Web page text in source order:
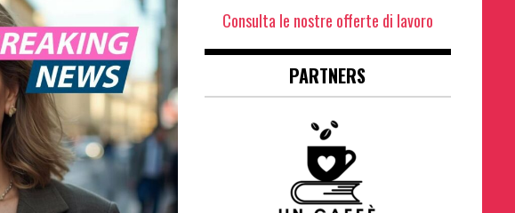
Consulta le nostre offerte di lavoro
PARTNERS